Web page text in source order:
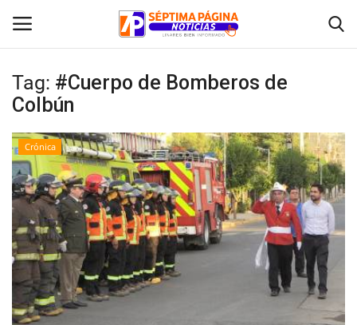
Inicio
Crónica
Policial
Tribunales
Deporte
Política
Tag: #Cuerpo de Bomberos de
Colbún
Crónica